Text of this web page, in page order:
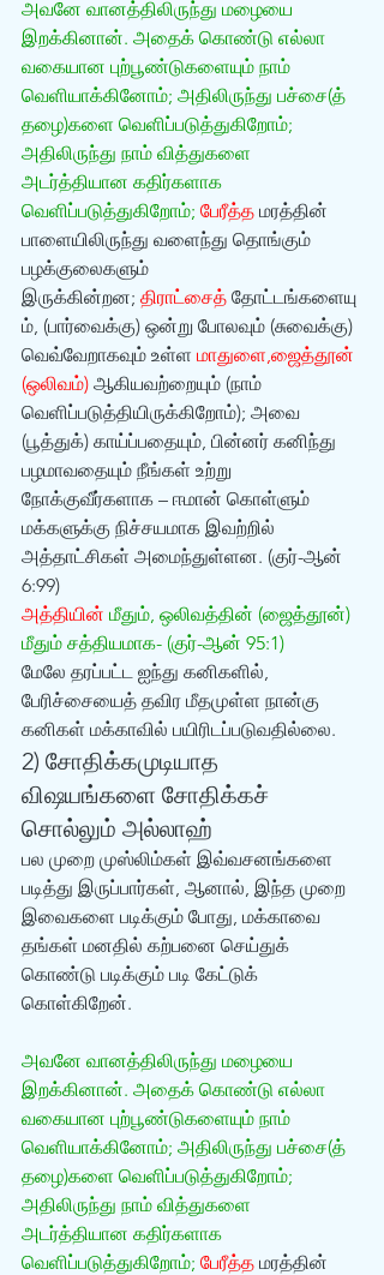
அவனே வானத்திலிருந்து மழையை
இறக்கினான். அதைக் கொண்டு எல்லா
வகையான புற்பூண்டுகளையும் நாம்
வெளியாக்கினோம்; அதிலிருந்து பச்சை(த்
தழை)களை வெளிப்படுத்துகிறோம்;
அதிலிருந்து நாம் வித்துகளை
அடர்த்தியான கதிர்களாக
வெளிப்படுத்துகிறோம்; பேரீத்த மரத்தின்
பாளையிலிருந்து வளைந்து தொங்கும்
பழக்குலைகளும்
இருக்கின்றன; திராட்சைத் தோட்டங்களையு
ம், (பார்வைக்கு) ஒன்று போலவும் (சுவைக்கு)
வெவ்வேறாகவும் உள்ள மாதுளை,ஜைத்தூன்
(ஒலிவம்) ஆகியவற்றையும் (நாம்
வெளிப்படுத்தியிருக்கிறோம்); அவை
(பூத்துக்) காய்ப்பதையும், பின்னர் கனிந்து
பழமாவதையும் நீங்கள் உற்று
நோக்குவீர்களாக – ஈமான் கொள்ளும்
மக்களுக்கு நிச்சயமாக இவற்றில்
அத்தாட்சிகள் அமைந்துள்ளன. (குர்-ஆன்
6:99)
அத்தியின் மீதும், ஒலிவத்தின் (ஜைத்தூன்)
மீதும் சத்தியமாக- (குர்-ஆன் 95:1)
மேலே தரப்பட்ட ஐந்து கனிகளில்,
பேரிச்சையைத் தவிர மீதமுள்ள நான்கு
கனிகள் மக்காவில் பயிரிடப்படுவதில்லை.
2) சோதிக்கமுடியாத
விஷயங்களை சோதிக்கச்
சொல்லும் அல்லாஹ்
பல முறை முஸ்லிம்கள் இவ்வசனங்களை
படித்து இருப்பார்கள், ஆனால், இந்த முறை
இவைகளை படிக்கும் போது, மக்காவை
தங்கள் மனதில் கற்பனை செய்துக்
கொண்டு படிக்கும் படி கேட்டுக்
கொள்கிறேன்.
அவனே வானத்திலிருந்து மழையை
இறக்கினான். அதைக் கொண்டு எல்லா
வகையான புற்பூண்டுகளையும் நாம்
வெளியாக்கினோம்; அதிலிருந்து பச்சை(த்
தழை)களை வெளிப்படுத்துகிறோம்;
அதிலிருந்து நாம் வித்துகளை
அடர்த்தியான கதிர்களாக
வெளிப்படுத்துகிறோம்; பேரீத்த மரத்தின்